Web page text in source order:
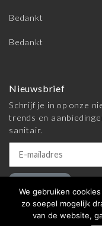
Bedankt
Bedankt
Nieuwsbrief
Schrijf je in op onze
trends en
sanitair.
© 2026 Meijer
We gebruiken
zo soepel mogelijk
van de website,